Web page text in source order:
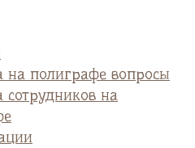
на полиграфе вопросы
сотрудников на